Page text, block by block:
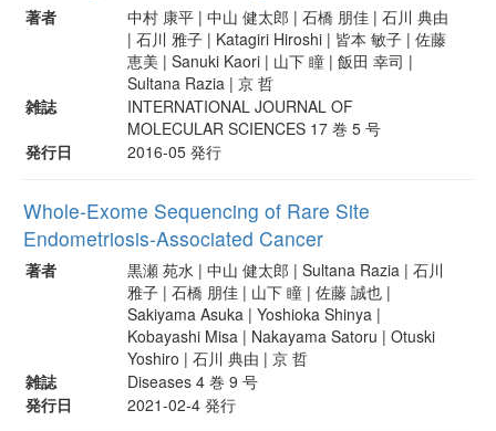
著者
中村 康平 | 中山 健太郎 | 石橋 朋佳 | 石川 典由
| 石川 雅子 | Katagiri Hiroshi | 皆本 敏子 | 佐藤
恵美 | Sanuki Kaori | 山下 瞳 | 飯田 幸司 |
Sultana Razia | 京 哲
雑誌
INTERNATIONAL JOURNAL OF
MOLECULAR SCIENCES 17 巻 5 号
発行日
2016-05 発行
Whole-Exome Sequencing of Rare Site
Endometriosis-Associated Cancer
著者
黒瀬 苑水 | 中山 健太郎 | Sultana Razia | 石川
雅子 | 石橋 朋佳 | 山下 瞳 | 佐藤 誠也 |
Sakiyama Asuka | Yoshioka Shinya |
Kobayashi Misa | Nakayama Satoru | Otuski
Yoshiro | 石川 典由 | 京 哲
雑誌
Diseases 4 巻 9 号
発行日
2021-02-4 発行